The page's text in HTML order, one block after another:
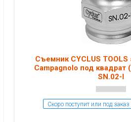
Съемник CYCLUS TOOLS
Campagnolo под квадрат
SN.02-I
Скоро поступит или под заказ